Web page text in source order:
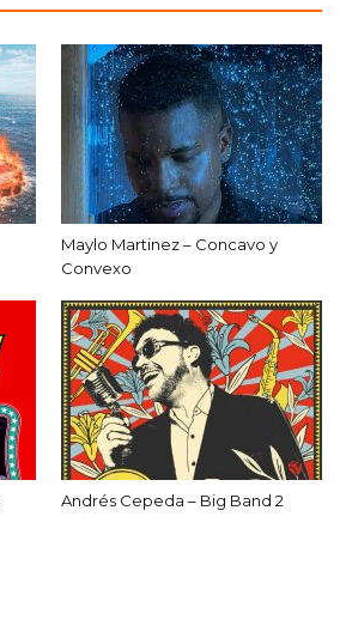
Maylo Martinez – Concavo y
Convexo
Andrés Cepeda – Big Band 2